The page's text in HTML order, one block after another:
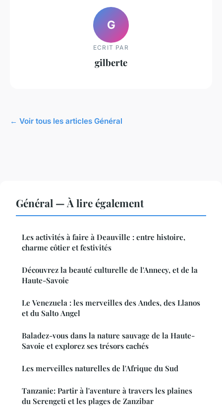
G
ECRIT PAR
gilberte
← Voir tous les articles Général
Général — À lire également
Les activités à faire à Deauville : entre histoire,
charme côtier et festivités
Découvrez la beauté culturelle de l'Annecy, et de la
Haute-Savoie
Le Venezuela : les merveilles des Andes, des Llanos
et du Salto Angel
Baladez-vous dans la nature sauvage de la Haute-
Savoie et explorez ses trésors cachés
Les merveilles naturelles de l'Afrique du Sud
Tanzanie: Partir à l'aventure à travers les plaines
du Serengeti et les plages de Zanzibar